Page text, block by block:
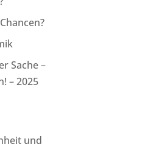
Sache –
– 2025
und